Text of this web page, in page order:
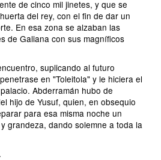
de cinco mil jinetes, y que se
del rey, con el fin de dar un
En esa zona se alzaban las
de Galiana con sus magníficos
suplicando al futuro
en "Toleitola" y le hiciera el
Abderramán hubo de
hijo de Yusuf, quien, en obsequio
para esa misma noche un
grandeza, dando solemne a toda la